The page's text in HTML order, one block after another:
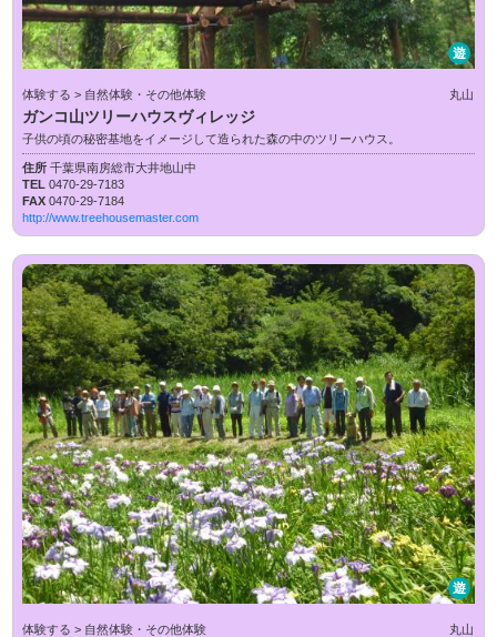
遊
体験する > 自然体験・その他体験 丸山
ガンコ山ツリーハウスヴィレッジ
子供の頃の秘密基地をイメージして造られた森の中のツリーハウス。
住所千葉県南房総市大井地山中
TEL0470-29-7183
FAX0470-29-7184
http://www.treehousemaster.com
遊
体験する > 自然体験・その他体験 丸山